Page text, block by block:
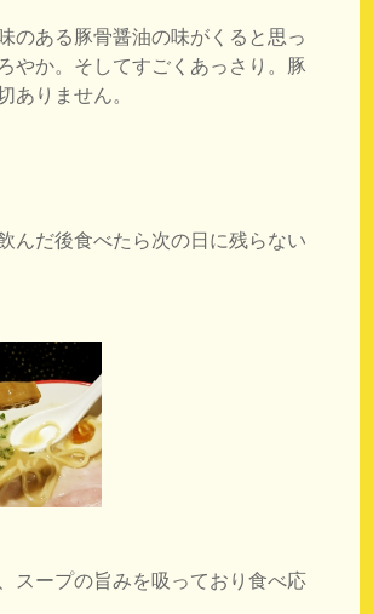
のある豚骨醤油の味がくると思っ
やか。そしてすごくあっさり。豚
ありません。
んだ後食べたら次の日に残らない
スープの旨みを吸っており食べ応